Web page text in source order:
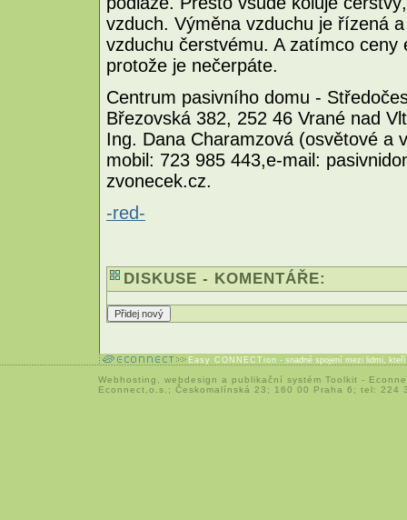
vzduch. Výměna vzduchu je řízená
vzduchu čerstvému. A zatímco
protože je nečerpáte.
Centrum pasivního domu -
Březovská 382, 252 46 Vrané nad
Ing. Dana Charamzová (osvětové a
mobil: 723 985 443,e-mail:
zvonecek.cz.
-red-
DISKUSE - KOMENTÁŘE:
Easy CONNECTion - snadné spojení mezi lidmi,
Webhosting webdesign a publikační systém Toolkit -
Econnect,o.s.; Českomalínská 23; 160 00 Praha 6; tel: 224